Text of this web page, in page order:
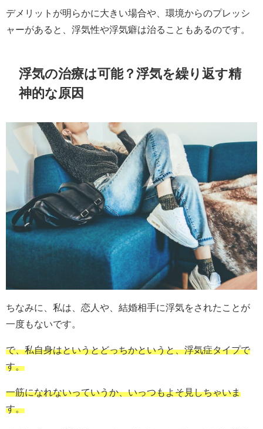
デメリットが明らかに大きい場合や、環境からのプレッシ
ャーがあると、浮気性や浮気癖は治ることもあるのです。
浮気の治療は可能？浮気を繰り返す精
神的な原因
ちなみに、私は、恋人や、結婚相手に浮気をされたことが
一度もないです。
で、私自身はというとどっちかというと、浮気症タイプで
す。
一筋になれないっていうか、いっつもよそ見しちゃいま
す。